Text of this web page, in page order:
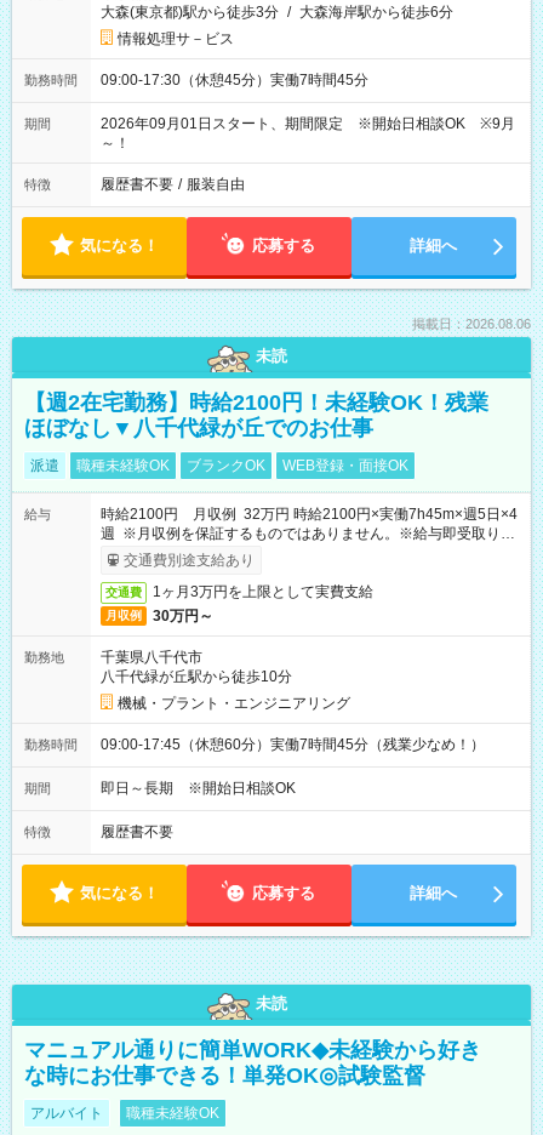
大森(東京都)駅から徒歩3分 / 大森海岸駅から徒歩6分
情報処理サ－ビス
勤務時間 09:00-17:30（休憩45分）実働7時間45分
期間
2026年09月01日スタート、期間限定 ※開始日相談OK ※9月
～！
特徴 履歴書不要 / 服装自由
気になる！ 応募する 詳細へ
掲載日：2026.08.06
未読
【週2在宅勤務】時給2100円！未経験OK！残業
ほぼなし▼八千代緑が丘でのお仕事
派遣 職種未経験OK ブランクOK WEB登録・面接OK
給与
時給2100円 月収例 32万円 時給2100円×実働7h45m×週5日×4
週 ※月収例を保証するものではありません。※給与即受取りサ
ービス利用可（利用条件有）
交通費別途支給あり
交通費 1ヶ月3万円を上限として実費支給
月収例 30万円～
勤務地
千葉県八千代市
八千代緑が丘駅から徒歩10分
機械・プラント・エンジニアリング
勤務時間 09:00-17:45（休憩60分）実働7時間45分（残業少なめ！）
期間 即日～長期 ※開始日相談OK
特徴 履歴書不要
気になる！ 応募する 詳細へ
未読
マニュアル通りに簡単WORK◆未経験から好き
な時にお仕事できる！単発OK◎試験監督
アルバイト 職種未経験OK